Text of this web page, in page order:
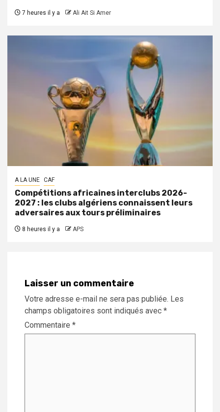
7 heures il y a Ali Ait Si Amer
A LA UNE CAF
Compétitions africaines interclubs 2026-
2027 : les clubs algériens connaissent leurs
adversaires aux tours préliminaires
8 heures il y a APS
Laisser un commentaire
Votre adresse e-mail ne sera pas publiée. Les
champs obligatoires sont indiqués avec *
Commentaire *